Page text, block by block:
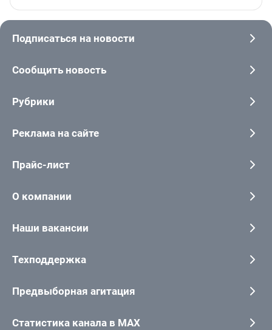
Подписаться на новости
Сообщить новость
Рубрики
Реклама на сайте
Прайс-лист
О компании
Наши вакансии
Техподдержка
Предвыборная агитация
Статистика канала в MAX